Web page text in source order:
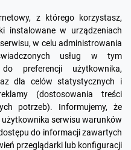
FacebookYouTubePinterest
z którego korzystasz,
instalowane w urządzeniach
w celu administrowania
usług w tym
preferencji użytkownika,
dla celów statystycznych i
(dostosowania treści
potrzeb). Informujemy, że
serwisu warunków
do informacji zawartych
przeglądarki lub konfiguracji